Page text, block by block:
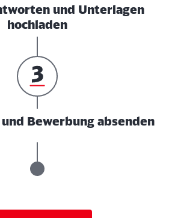
und Unterlagen
hochladen
Bewerbung absenden